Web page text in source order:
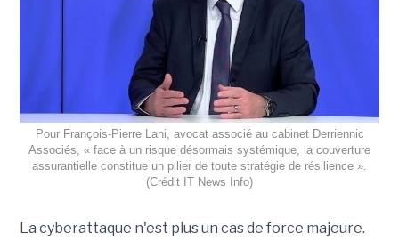
Pour François-Pierre Lani, avocat associé au cabinet Derriennic
Associés, « face à un risque désormais systémique, la couverture
assurantielle constitue un pilier de toute stratégie de résilience ».
(Crédit IT News Info)
La cyberattaque n'est plus un cas de force majeure.